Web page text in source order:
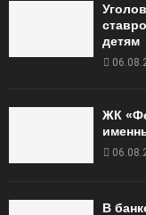
детям
ЖК
В